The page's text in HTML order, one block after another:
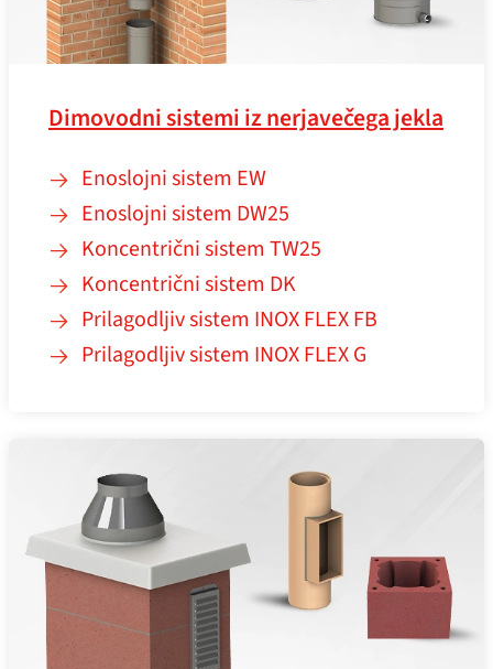
Dimovodni sistemi iz nerjavečega jekla
Enoslojni sistem EW
Enoslojni sistem DW25
Koncentrični sistem TW25
Koncentrični sistem DK
Prilagodljiv sistem INOX FLEX FB
Prilagodljiv sistem INOX FLEX G